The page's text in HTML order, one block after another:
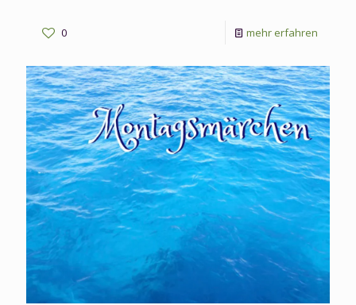
0 mehr erfahren
von
am
6.
Juli
2026